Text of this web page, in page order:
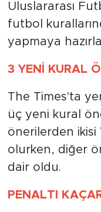
Uluslararası
futbol
yapmaya
3 YENİ KURAL
The Times'ta
üç yeni kural
önerilerden ikisi
olurken, diğer
dair oldu.
PENALTI